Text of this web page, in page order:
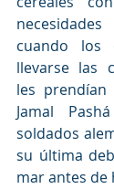
cuando los
llevarse las
les
Jamal
soldados
su última
mar antes de